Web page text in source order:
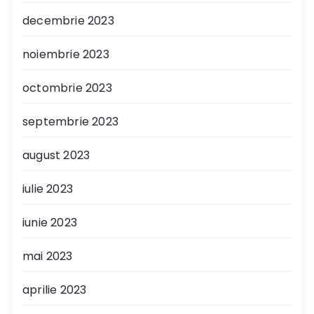
decembrie 2023
noiembrie 2023
octombrie 2023
septembrie 2023
august 2023
iulie 2023
iunie 2023
mai 2023
aprilie 2023